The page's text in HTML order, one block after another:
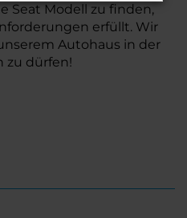
Seat Modell zu finden,
erfüllt. Wir
Autohaus in der
zu dürfen!